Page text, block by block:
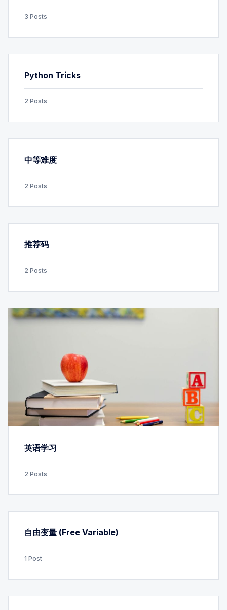
3 Posts
Python Tricks
2 Posts
中等难度
2 Posts
推荐码
2 Posts
英语学习
2 Posts
自由变量 (Free Variable)
1 Post